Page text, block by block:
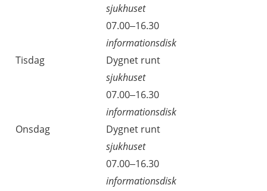
sjukhuset
07.00–16.30
informationsdisk
Tisdag
Dygnet runt
sjukhuset
07.00–16.30
informationsdisk
Onsdag
Dygnet runt
sjukhuset
07.00–16.30
informationsdisk